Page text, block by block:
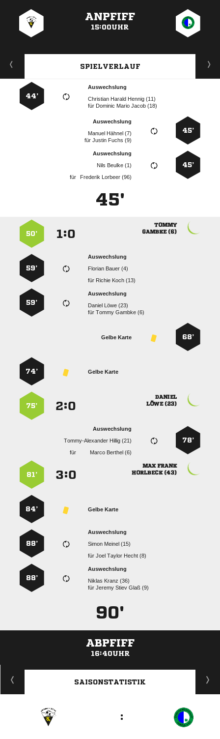
ANPFIFF
15:00UHR
SPIELVERLAUF
Auswechslung
   
für    
44’
45’
Auswechslung
  
für  
45’
Auswechslung
  
für
  
45'

 
:
50’
Auswechslung
  
für   
59’
Auswechslung
  
für  
59’
68’
Gelbe Karte
Gelbe Karte
74’

 
:
75’
78’
Auswechslung
  
für
  
 
 
:
81’
Gelbe Karte
84’
Auswechslung
  
für   
88’
Auswechslung
  
für   
88’
90'
ABPFIFF
16:40UHR
ANZEIGE
SAISONSTATISTIK
: